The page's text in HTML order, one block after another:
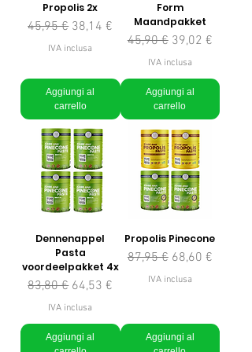
Propolis 2x
Prezzo regolare
45,95 € Prezzo scontato
38,14 €
IVA inclusa
Aggiungi al
carrello
Form
Maandpakket
Prezzo regolare
45,90 € Prezzo scontato
39,02 €
IVA inclusa
Aggiungi al
carrello
Dennenappel
Pasta
voordeelpakket 4x
Prezzo regolare
83,80 € Prezzo scontato
64,53 €
IVA inclusa
Aggiungi al
Propolis Pinecone
Prezzo regolare
87,95 € Prezzo scontato
68,60 €
IVA inclusa
Aggiungi al